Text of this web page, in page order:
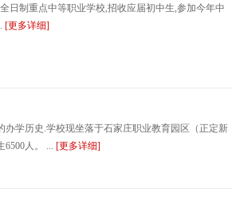
日制重点中等职业学校,招收应届初中生,参加今年中
[更多详细]
学历史.学校现坐落于石家庄职业教育园区（正定新
6500人。 ... [更多详细]